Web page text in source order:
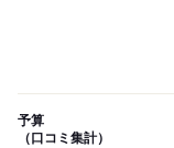
予算
（口コミ集計）